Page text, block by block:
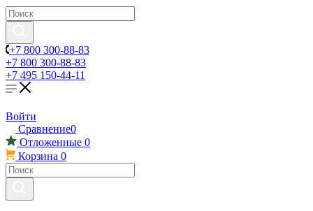
+7 800 300-88-83
+7 800 300-88-83
+7 495 150-44-11
Войти
Сравнение0
Отложенные 0
Корзина 0